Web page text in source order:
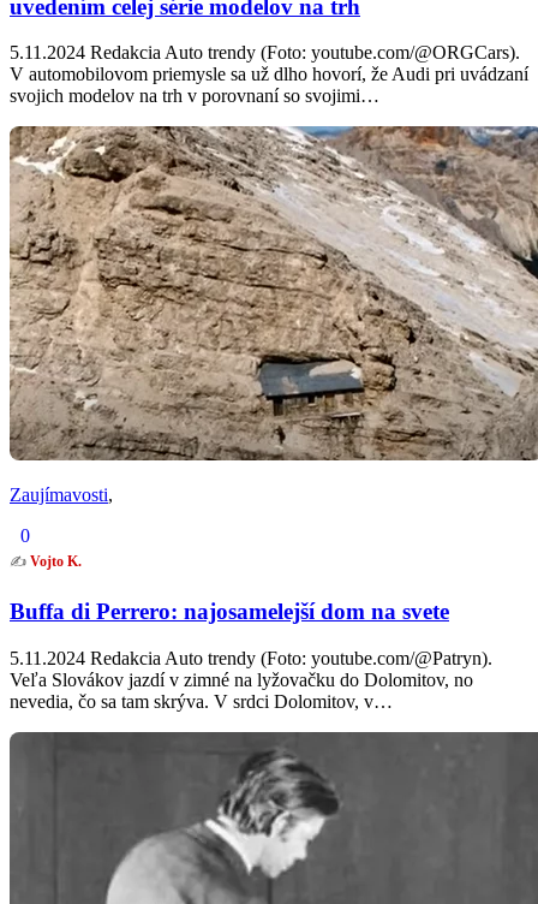
uvedením celej série modelov na trh
5.11.2024 Redakcia Auto trendy (Foto: youtube.com/@ORGCars).
V automobilovom priemysle sa už dlho hovorí, že Audi pri uvádzaní
svojich modelov na trh v porovnaní so svojimi…
Zaujímavosti,
0
✍️ Vojto K.
Buffa di Perrero: najosamelejší dom na svete
5.11.2024 Redakcia Auto trendy (Foto: youtube.com/@Patryn).
Veľa Slovákov jazdí v zimné na lyžovačku do Dolomitov, no
nevedia, čo sa tam skrýva. V srdci Dolomitov, v…